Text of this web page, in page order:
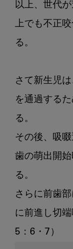
以上、世代
上でも不正
る。
さて新生児
を通過する
る。
その後、吸
歯の萌出開
る。
さらに前歯
に前進し切